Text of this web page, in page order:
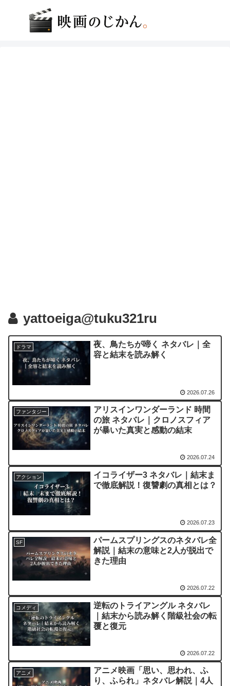
yattoeiga@tuku321ru
ドラマ
夜、鳥たちが啼く ネタバレ｜全
容と結末を読み解く
2026.07.26
ファンタジー
アリスインワンダーランド 時間
の旅 ネタバレ｜クロノスフィア
が暴いた真実と感動の結末
2026.07.24
アクション
イコライザー3 ネタバレ｜結末ま
で徹底解説！復讐劇の真相とは？
2026.07.23
SF
パームスプリングスのネタバレ全
解説｜結末の意味と2人が脱出で
きた理由
2026.07.22
コメディ
逆転のトライアングル ネタバレ
｜結末から読み解く階級社会の転
覆と復元
2026.07.22
アニメ
アニメ映画「思い、思われ、ふ
り、ふられ」ネタバレ解説｜4人